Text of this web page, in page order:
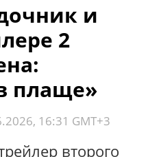
и
2
плаще»
16:31 GMT+3
второго